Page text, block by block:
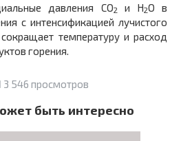
давления CO2 и H2O в
с интенсификацией лучистого
температуру и расход
горения.
3 546 просмотров
быть интересно